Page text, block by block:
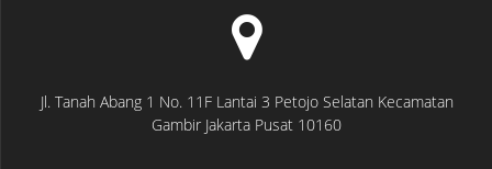
Jl. Tanah Abang 1 No. 11F Lantai 3 Petojo Selatan Kecamatan
Gambir Jakarta Pusat 10160